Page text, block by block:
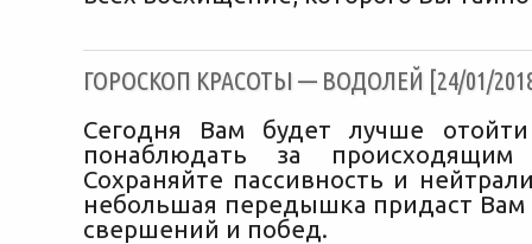
ГОРОСКОП КРАСОТЫ — ВОДОЛЕЙ [24/01/
Сегодня Вам будет лучше
понаблюдать за
Сохраняйте пассивность и
небольшая передышка придаст Вам
свершений и побед.